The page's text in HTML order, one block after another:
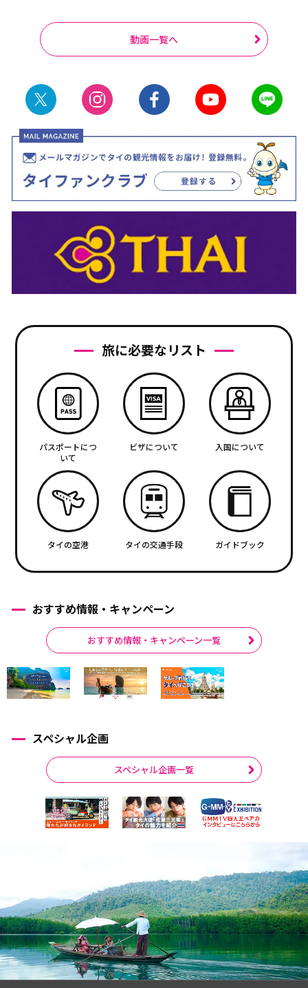
動画一覧へ
旅に必要なリスト
パスポートにつ
いて
ビザについて 入国について
タイの空港 タイの交通手段 ガイドブック
おすすめ情報・キャンペーン
おすすめ情報・キャンペーン一覧
スペシャル企画
スペシャル企画一覧